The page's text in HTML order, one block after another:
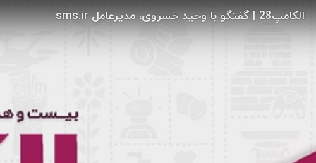
الکامپ28 | گفتگو با وحید خسروی، مدیرعامل sms.ir